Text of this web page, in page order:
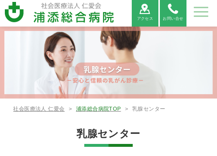
アクセス お問い合せ
病院紹
介
病院紹介
病院⾧あ
当院につ
病院情報
広報誌
適格請求
書発行事
業者登録
ご利用
案内
ご利用案内
外来受診
救急外来
へ
入院・お
方へ
患者相談
診療情報
の開示に
医薬品に
ついての
診療科
紹介
診療科紹介
救命救急
呼吸器内
病院総合
消化器内
神経内科
糖尿病内
分泌科
部署紹
介
部署紹介
看護部 薬剤部
臨床検査
診療放射
リハビリ
テーショ
ン部
ME科
地域医療連携
医療連携
医療機関
介につい
連携医療
案内
心電図
社会医療法人 仁愛会 > 浦添総合病院TOP > 乳腺センター
乳腺センター